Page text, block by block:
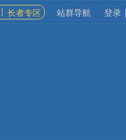
长者专区 站群导航 登录 |